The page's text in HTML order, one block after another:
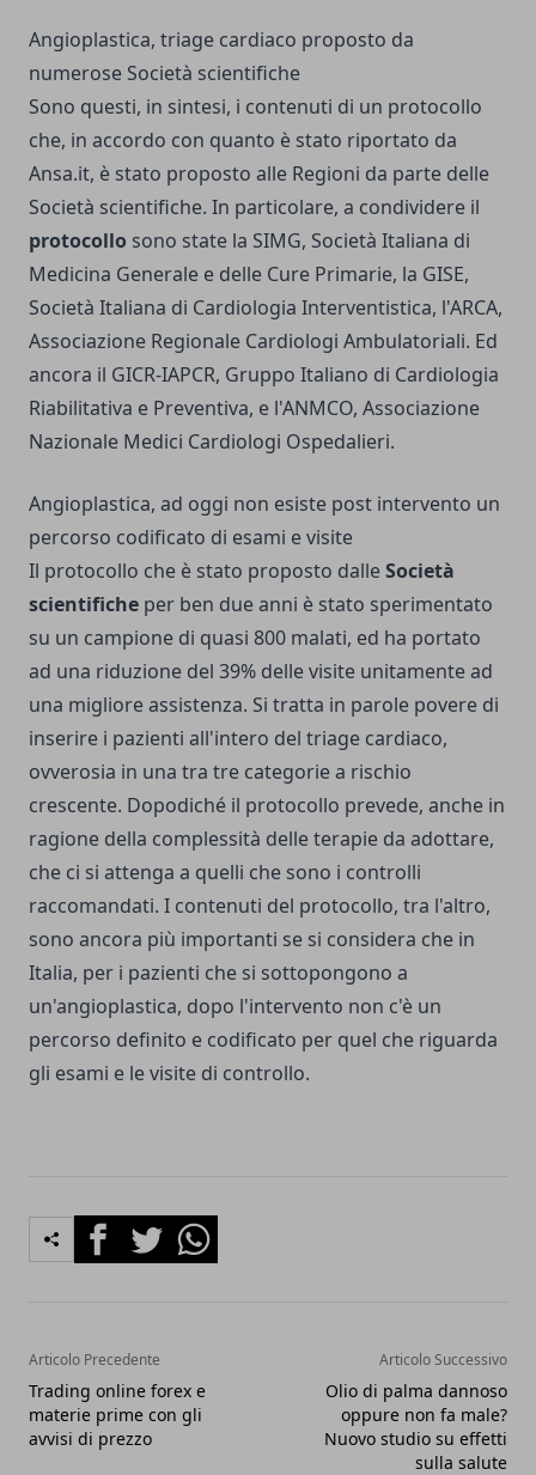
Angioplastica, triage cardiaco proposto da
numerose Società scientifiche
Sono questi, in sintesi, i contenuti di un protocollo
che, in accordo con quanto è stato riportato da
Ansa.it, è stato proposto alle Regioni da parte delle
Società scientifiche. In particolare, a condividere il
protocollo sono state la SIMG, Società Italiana di
Medicina Generale e delle Cure Primarie, la GISE,
Società Italiana di Cardiologia Interventistica, l'ARCA,
Associazione Regionale Cardiologi Ambulatoriali. Ed
ancora il GICR-IAPCR, Gruppo Italiano di Cardiologia
Riabilitativa e Preventiva, e l'ANMCO, Associazione
Nazionale Medici Cardiologi Ospedalieri.
Angioplastica, ad oggi non esiste post intervento un
percorso codificato di esami e visite
Il protocollo che è stato proposto dalleSocietà
scientifiche per ben due anni è stato sperimentato
su un campione di quasi 800 malati, ed ha portato
ad una riduzione del 39% delle visite unitamente ad
una migliore assistenza. Si tratta in parole povere di
inserire i pazienti all'intero del triage cardiaco,
ovverosia in una tra tre categorie a rischio
crescente. Dopodiché il protocollo prevede, anche in
ragione della complessità delle terapie da adottare,
che ci si attenga a quelli che sono i controlli
raccomandati. I contenuti del protocollo, tra l'altro,
sono ancora più importanti se si considera che in
Italia, per i pazienti che si sottopongono a
un'angioplastica, dopo l'intervento non c'è un
percorso definito e codificato per quel che riguarda
gli esami e le visite di controllo.
FacebookTwitterWhatsapp
Articolo Precedente
Trading online forex e
materie prime con gli
avvisi di prezzo
Articolo Successivo
Olio di palma dannoso
oppure non fa male?
Nuovo studio su effetti
sulla salute